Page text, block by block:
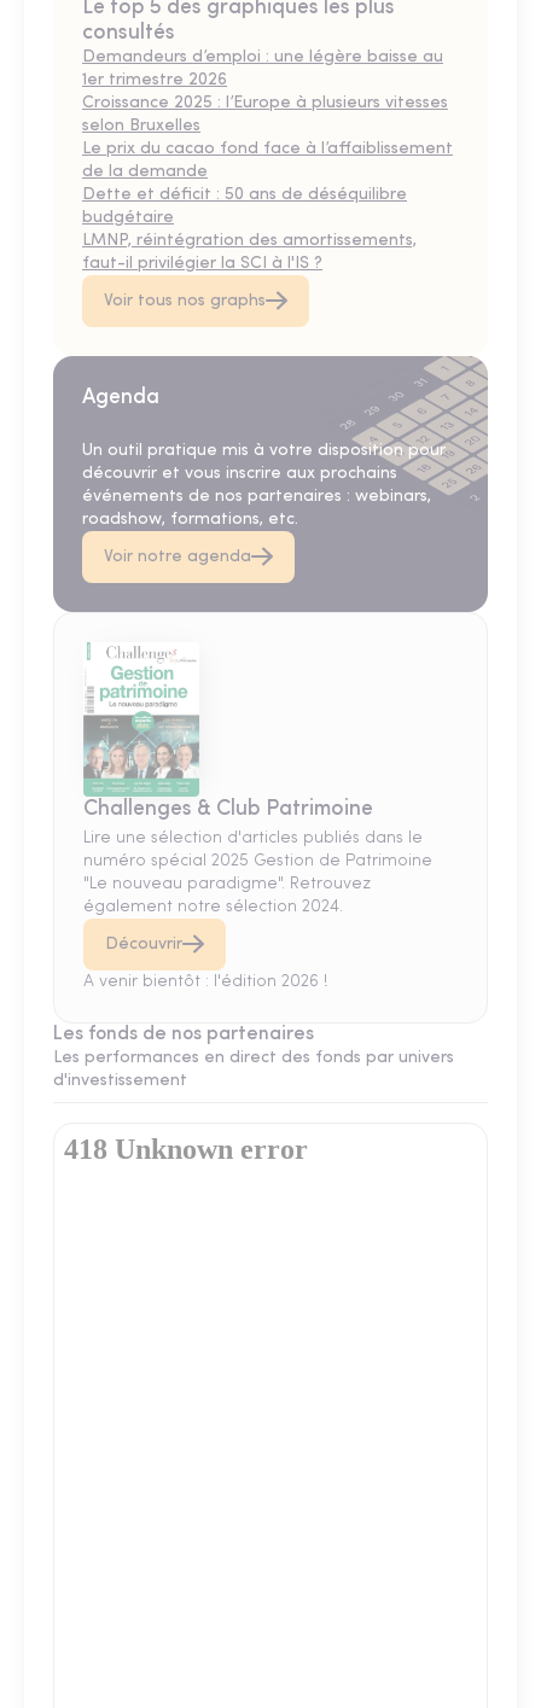
Le top 5 des graphiques les plus
consultés
Demandeurs d’emploi : une légère baisse au
1er trimestre 2026
Croissance 2025 : l’Europe à plusieurs vitesses
selon Bruxelles
Le prix du cacao fond face à l’affaiblissement
de la demande
Dette et déficit : 50 ans de déséquilibre
budgétaire
LMNP, réintégration des amortissements,
faut-il privilégier la SCI à l'IS ?
Voir tous nos graphs
Agenda
Un outil pratique mis à votre disposition pour
découvrir et vous inscrire aux prochains
événements de nos partenaires : webinars,
roadshow, formations, etc.
Voir notre agenda
Challenges & Club Patrimoine
Lire une sélection d'articles publiés dans le
numéro spécial 2025 Gestion de Patrimoine
"Le nouveau paradigme". Retrouvez
également notre sélection 2024.
Découvrir
A venir bientôt : l'édition 2026 !
Les fonds de nos partenaires
Les performances en direct des fonds par univers
d'investissement